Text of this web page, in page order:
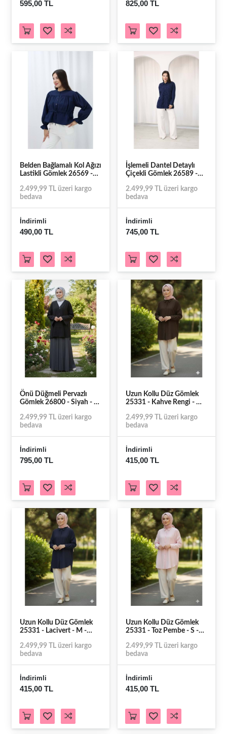
595,00 TL 825,00 TL
Belden Bağlamalı Kol Ağızı
Lastikli Gömlek 26569 -
60854
2.499,99 TL üzeri kargo
bedava
İndirimli
490,00 TL
İşlemeli Dantel Detaylı
Çiçekli Gömlek 26589 -
60937
2.499,99 TL üzeri kargo
bedava
İndirimli
745,00 TL
Önü Düğmeli Pervazlı
Gömlek 26800 - Siyah - S
2.499,99 TL üzeri kargo
bedava
İndirimli
795,00 TL
Uzun Kollu Düz Gömlek
25331 - Kahve Rengi - M -
2.499,99 TL üzeri kargo
bedava
İndirimli
415,00 TL
Uzun Kollu Düz Gömlek
25331 - Lacivert - M -
2.499,99 TL üzeri kargo
bedava
İndirimli
415,00 TL
Uzun Kollu Düz Gömlek
25331 - Toz Pembe - S -
2.499,99 TL üzeri kargo
bedava
İndirimli
415,00 TL